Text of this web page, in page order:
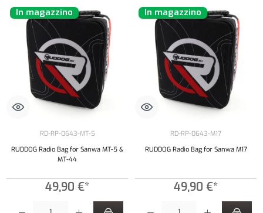
In magazzino
RD-RP-0643-MT-5
RUDDOG Radio Bag for Sanwa MT-5 &
MT-44
49,90 €*
In magazzino
RD-RP-0643-M17
RUDDOG Radio Bag for Sanwa M17
49,90 €*